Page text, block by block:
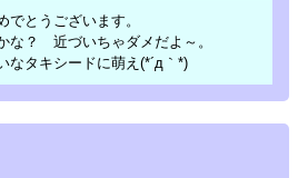
とうございます。
な？ 近づいちゃダメだよ～。
なタキシードに萌え(*´д｀*)